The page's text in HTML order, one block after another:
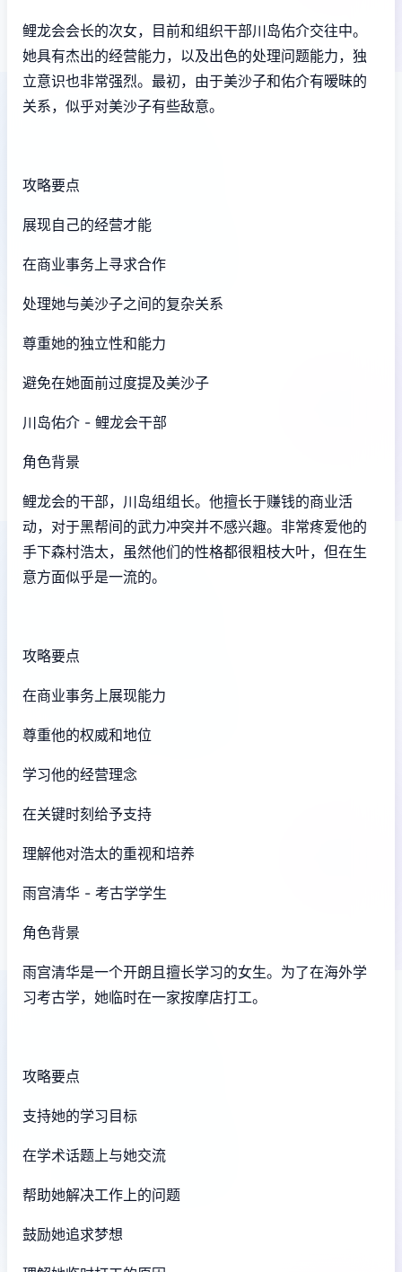
鲤龙会会长的次女，目前和组织干部川岛佑介交往中。
她具有杰出的经营能力，以及出色的处理问题能力，独
立意识也非常强烈。最初，由于美沙子和佑介有暧昧的
关系，似乎对美沙子有些敌意。
攻略要点
展现自己的经营才能
在商业事务上寻求合作
处理她与美沙子之间的复杂关系
尊重她的独立性和能力
避免在她面前过度提及美沙子
川岛佑介 - 鲤龙会干部
角色背景
鲤龙会的干部，川岛组组长。他擅长于赚钱的商业活
动，对于黑帮间的武力冲突并不感兴趣。非常疼爱他的
手下森村浩太，虽然他们的性格都很粗枝大叶，但在生
意方面似乎是一流的。
攻略要点
在商业事务上展现能力
尊重他的权威和地位
学习他的经营理念
在关键时刻给予支持
理解他对浩太的重视和培养
雨宫清华 - 考古学学生
角色背景
雨宫清华是一个开朗且擅长学习的女生。为了在海外学
习考古学，她临时在一家按摩店打工。
攻略要点
支持她的学习目标
在学术话题上与她交流
帮助她解决工作上的问题
鼓励她追求梦想